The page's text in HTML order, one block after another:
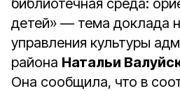
библиотечная среда:
детей» — тема доклада
управления культуры
района Натальи
Она сообщила, что в